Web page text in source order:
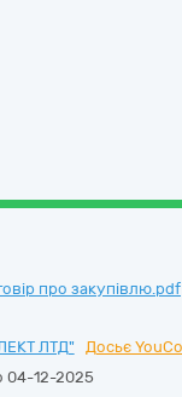
про закупівлю.pdf
ЛТД"
Досьє
04-12-2025